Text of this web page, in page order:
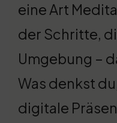
eine Art
der Schritte,
Umgebung –
Was denkst
digitale